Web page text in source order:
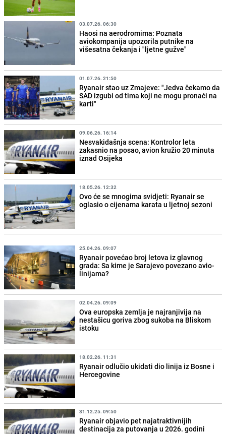
03.07.26. 06:30
Haosi na aerodromima: Poznata
aviokompanija upozorila putnike na
višesatna čekanja i "ljetne gužve"
01.07.26. 21:50
Ryanair stao uz Zmajeve: "Jedva čekamo da
SAD izgubi od tima koji ne mogu pronaći na
karti"
09.06.26. 16:14
Nesvakidašnja scena: Kontrolor leta
zakasnio na posao, avion kružio 20 minuta
iznad Osijeka
18.05.26. 12:32
Ovo će se mnogima svidjeti: Ryanair se
oglasio o cijenama karata u ljetnoj sezoni
25.04.26. 09:07
Ryanair povećao broj letova iz glavnog
grada: Sa kime je Sarajevo povezano avio-
linijama?
02.04.26. 09:09
Ova europska zemlja je najranjivija na
nestašicu goriva zbog sukoba na Bliskom
istoku
18.02.26. 11:31
Ryanair odlučio ukidati dio linija iz Bosne i
Hercegovine
31.12.25. 09:50
Ryanair objavio pet najatraktivnijih
destinacija za putovanja u 2026. godini